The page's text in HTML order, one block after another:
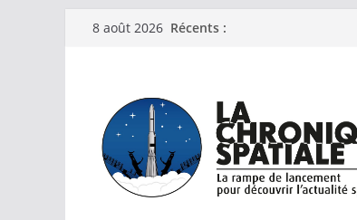
Passer8 août 2026 Récents :